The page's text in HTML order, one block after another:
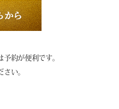
約が便利です。
い。